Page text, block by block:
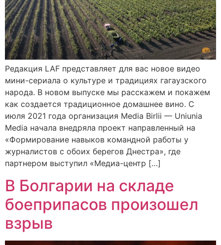
Редакция LAF представляет для вас новое видео
мини-сериала о культуре и традициях гагаузского
народа. В новом выпуске мы расскажем и покажем
как создается традиционное домашнее вино. С
июля 2021 года организация Media Birlii — Uniunia
Media начала внедряла проект направленный на
«Формирование навыков командной работы у
журналистов с обоих берегов Днестра», где
партнером выступил «Медиа-центр […]
В Болгарии на складе
боеприпасов произошел
взрыв